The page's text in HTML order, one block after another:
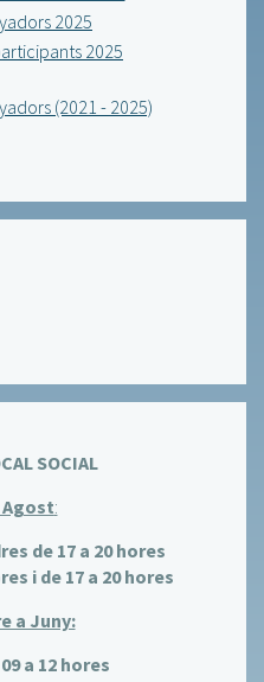
2025
2025
(2021 - 2025)
SOCIAL
:
de 17 a 20 hores
i de 17 a 20 hores
a Juny:
a 12 hores